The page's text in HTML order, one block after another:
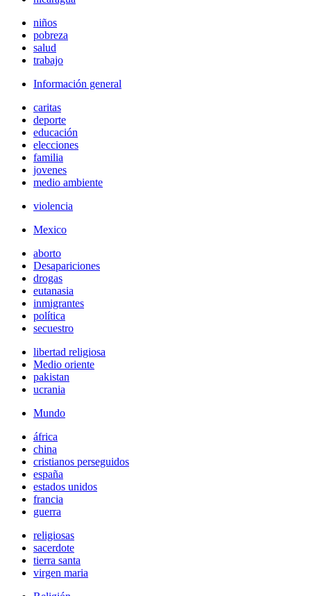
niños
pobreza
salud
trabajo
Información general
caritas
deporte
educación
elecciones
familia
jovenes
medio ambiente
violencia
Mexico
aborto
Desapariciones
drogas
eutanasia
inmigrantes
política
secuestro
libertad religiosa
Medio oriente
pakistan
ucrania
Mundo
áfrica
china
cristianos perseguidos
españa
estados unidos
francia
guerra
religiosas
sacerdote
tierra santa
virgen maria